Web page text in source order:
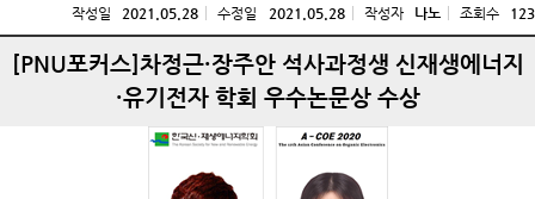
작성일 2021.05.28 수정일 2021.05.28 작성자 나노 조회수 123
[PNU포커스]차정근·장주안 석사과정생 신재생에너지
·유기전자 학회 우수논문상 수상